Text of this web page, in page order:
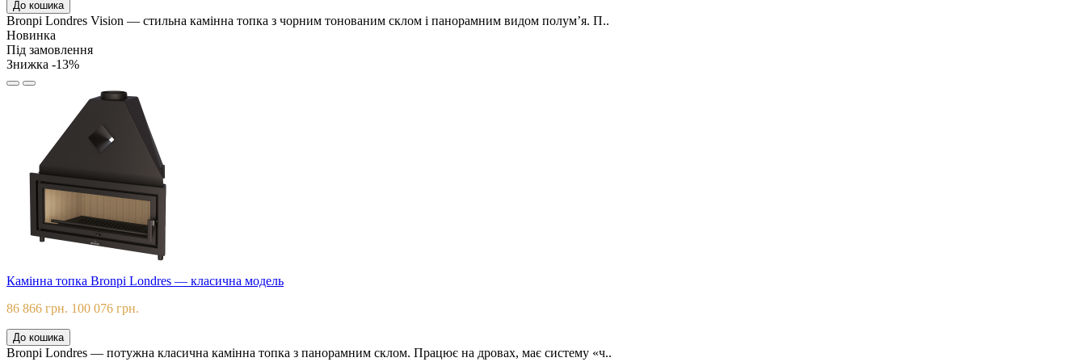
До кошика
Bronpi Londres Vision — стильна камінна топка з чорним тонованим склом і панорамним видом полум’я. П..
Новинка
Під замовлення
Знижка -13%
Камінна топка Bronpi Londres — класична модель
86 866 грн. 100 076 грн.
До кошика
Bronpi Londres — потужна класична камінна топка з панорамним склом. Працює на дровах, має систему «ч..